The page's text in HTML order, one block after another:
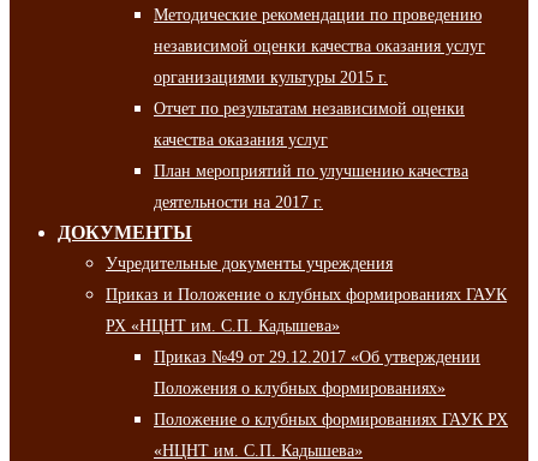
Методические рекомендации по проведению
независимой оценки качества оказания услуг
организациями культуры 2015 г.
Отчет по результатам независимой оценки
качества оказания услуг
План мероприятий по улучшению качества
деятельности на 2017 г.
ДОКУМЕНТЫ
Учредительные документы учреждения
Приказ и Положение о клубных формированиях ГАУК
РХ «НЦНТ им. С.П. Кадышева»
Приказ №49 от 29.12.2017 «Об утверждении
Положения о клубных формированиях»
Положение о клубных формированиях ГАУК РХ
«НЦНТ им. С.П. Кадышева»